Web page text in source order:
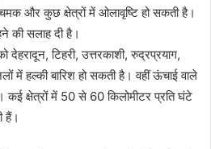
और कुछ क्षेत्रों में ओलावृष्टि हो सकती है।
की सलाह दी है।
टिहरी, उत्तरकाशी, रुद्रप्रयाग,
में हल्की बारिश हो सकती है। वहीं ऊंचाई वाले
कई क्षेत्रों में 50 से 60 किलोमीटर प्रति घंटे
हैं।